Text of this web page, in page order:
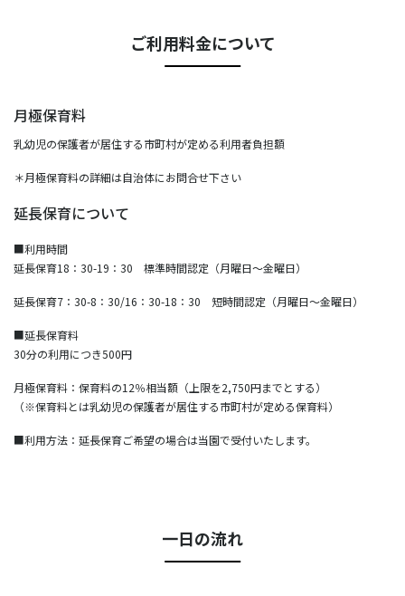
ご利用料金について
月極保育料
乳幼児の保護者が居住する市町村が定める利用者負担額
＊月極保育料の詳細は自治体にお問合せ下さい
延長保育について
■利用時間
延長保育18：30-19：30 標準時間認定（月曜日～金曜日）
延長保育7：30-8：30/16：30-18：30 短時間認定（月曜日～金曜日）
■延長保育料
30分の利用につき500円
月極保育料：保育料の12％相当額（上限を2,750円までとする）
（※保育料とは乳幼児の保護者が居住する市町村が定める保育料）
■利用方法：延長保育ご希望の場合は当園で受付いたします。
一日の流れ